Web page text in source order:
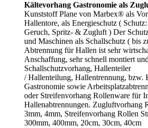
Kältevorhang Gastronomie als
Kunststoff Plane von Marbex® als
Hallentore, als Energieschutz ( Schutz:
Geruch, Spritz- & Zugluft ) Der
und Maschinen als Schallschutz ( bis
Abtrennung für Hallen ist sehr
Anschaffung, sehr schnell montiert
Schallschutzvorhang, Hallenteiler
/Hallenteilung, Hallentrennung, bzw.
Gastronomie sowie
oder Streifenvorhang Rollenware für
Hallenabtrennungen. Zugluftvorhang
3mm, 4mm, Streifenvorhang Rollen
300mm, 400mm, 20cm, 30cm, 40cm